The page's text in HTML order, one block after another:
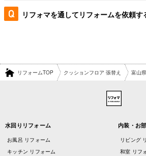
リフォマを通してリフォームを依頼す
リフォームTOP クッションフロア 張替え 富山県
水回りリフォーム
お風呂 リフォーム
キッチン リフォーム
内装・お
リビング
和室 リフ